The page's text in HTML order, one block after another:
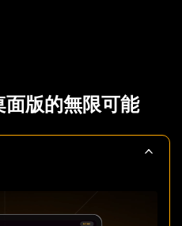
版的無限可能